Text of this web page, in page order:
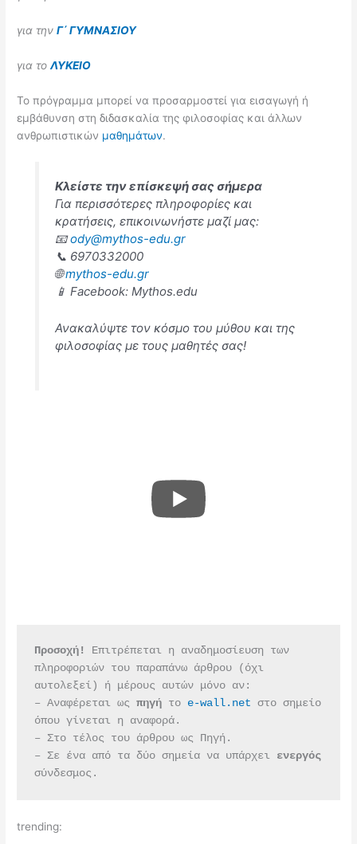
για τηνΓ΄ ΓΥΜΝΑΣΙΟΥ
για τοΛΥΚΕΙΟ
Το πρόγραμμα μπορεί να προσαρμοστεί για εισαγωγή ή
εμβάθυνση στη διδασκαλία της φιλοσοφίας και άλλων
ανθρωπιστικών μαθημάτων.
Κλείστε την επίσκεψή σας σήμερα
Για περισσότερες πληροφορίες και
κρατήσεις, επικοινωνήστε μαζί μας:
📧ody@mythos-edu.gr
📞 6970332000
🌐mythos-edu.gr
📱 Facebook: Mythos.edu
Ανακαλύψτε τον κόσμο του μύθου και της
φιλοσοφίας με τους μαθητές σας!
Προσοχή!
Επιτρέπεται η αναδημοσίευση των
πληροφοριών του παραπάνω άρθρου (όχι
αυτολεξεί) ή μέρους αυτών μόνο αν:
– Αναφέρεται ως πηγή το e-wall.net στο σημείο
όπου γίνεται η αναφορά.
– Στο τέλος του άρθρου ως Πηγή.
– Σε ένα από τα δύο σημεία να υπάρχει
ενεργός
σύνδεσμος.
trending: